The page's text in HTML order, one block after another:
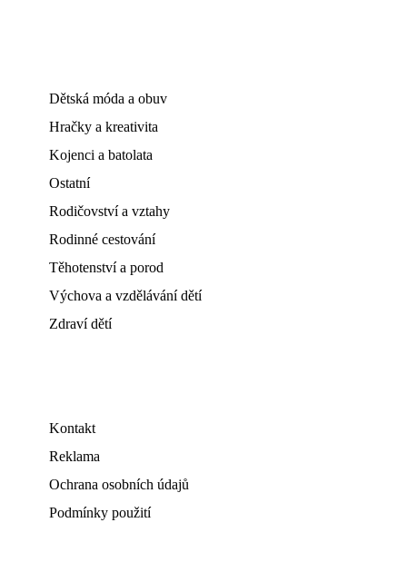
Dětská móda a obuv
Hračky a kreativita
Kojenci a batolata
Ostatní
Rodičovství a vztahy
Rodinné cestování
Těhotenství a porod
Výchova a vzdělávání dětí
Zdraví dětí
Kontakt
Reklama
Ochrana osobních údajů
Podmínky použití